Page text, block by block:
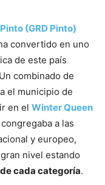
(GRD Pinto)
convertido en uno
de este país
combinado de
el municipio de
en el Winter Queen
a las
y europeo,
nivel estando
cada categoría.